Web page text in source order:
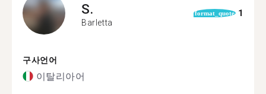
S.
Barletta
format_quote 1
구사언어
이탈리아어